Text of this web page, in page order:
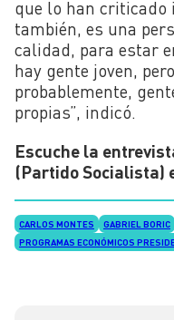
que lo han
también, es una
calidad, para estar
hay gente joven,
probablemente,
propias”, indicó.
Escuche la
(Partido Socialista)
CARLOS MONTES GABRIEL BORIC
PROGRAMAS ECONÓMICOS